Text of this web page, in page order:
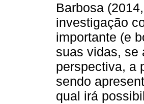
Barbosa
investigação
importante (e
suas vidas, se
perspectiva, a
sendo
qual irá